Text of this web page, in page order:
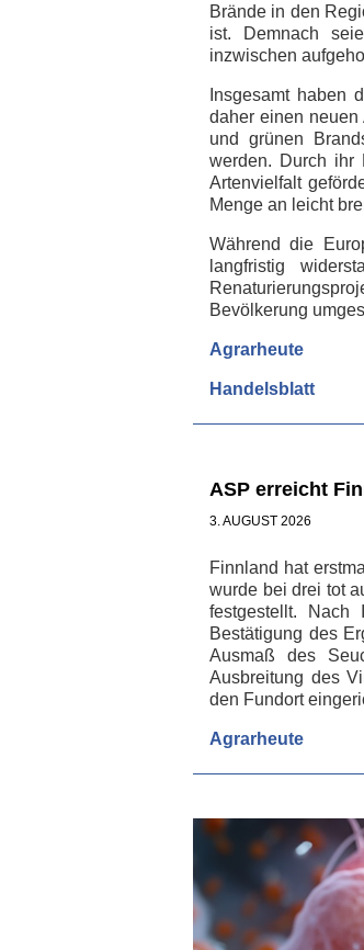
Brände in den
ist. Demnach
inzwischen
Insgesamt haben
daher einen neuen
und grünen
werden. Durch ihr
Artenvielfalt
Menge an leicht
Während die
langfristig
Bevölkerung
Agrarheute
Handelsblatt
ASP erreicht
3. AUGUST 2026
Finnland hat
wurde bei drei tot
festgestellt. Nach
Bestätigung des
Ausmaß des
Ausbreitung des
den Fundort
Agrarheute